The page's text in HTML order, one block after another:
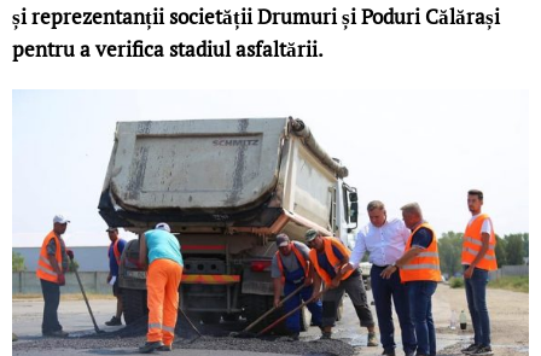
și reprezentanții societății Drumuri și Poduri Călărași
pentru a verifica stadiul asfaltării.